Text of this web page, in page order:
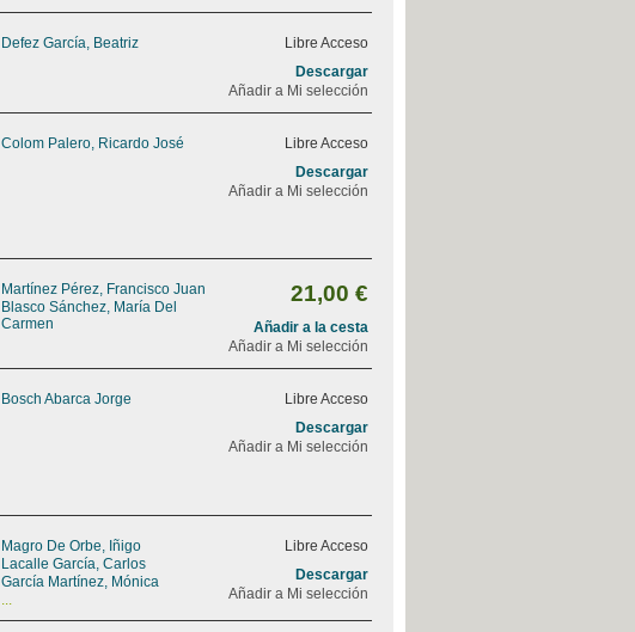
Defez García, Beatriz
Libre Acceso
Descargar
Añadir a Mi selección
Colom Palero, Ricardo José
Libre Acceso
Descargar
Añadir a Mi selección
Martínez Pérez, Francisco Juan
Blasco Sánchez, María Del
Carmen
21,00 €
Añadir a la cesta
Añadir a Mi selección
Bosch Abarca Jorge
Libre Acceso
Descargar
Añadir a Mi selección
Magro De Orbe, Iñigo
Lacalle García, Carlos
García Martínez, Mónica
...
Libre Acceso
Descargar
Añadir a Mi selección